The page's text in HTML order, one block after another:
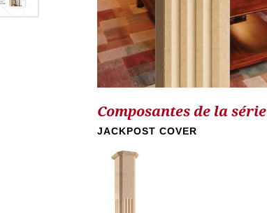
Composantes de la série
JACKPOST COVER